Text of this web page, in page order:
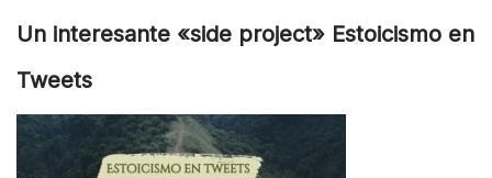
Un interesante «side project» Estoicismo en
Tweets